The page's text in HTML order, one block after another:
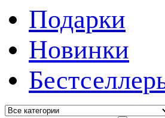
Подарки
Новинки